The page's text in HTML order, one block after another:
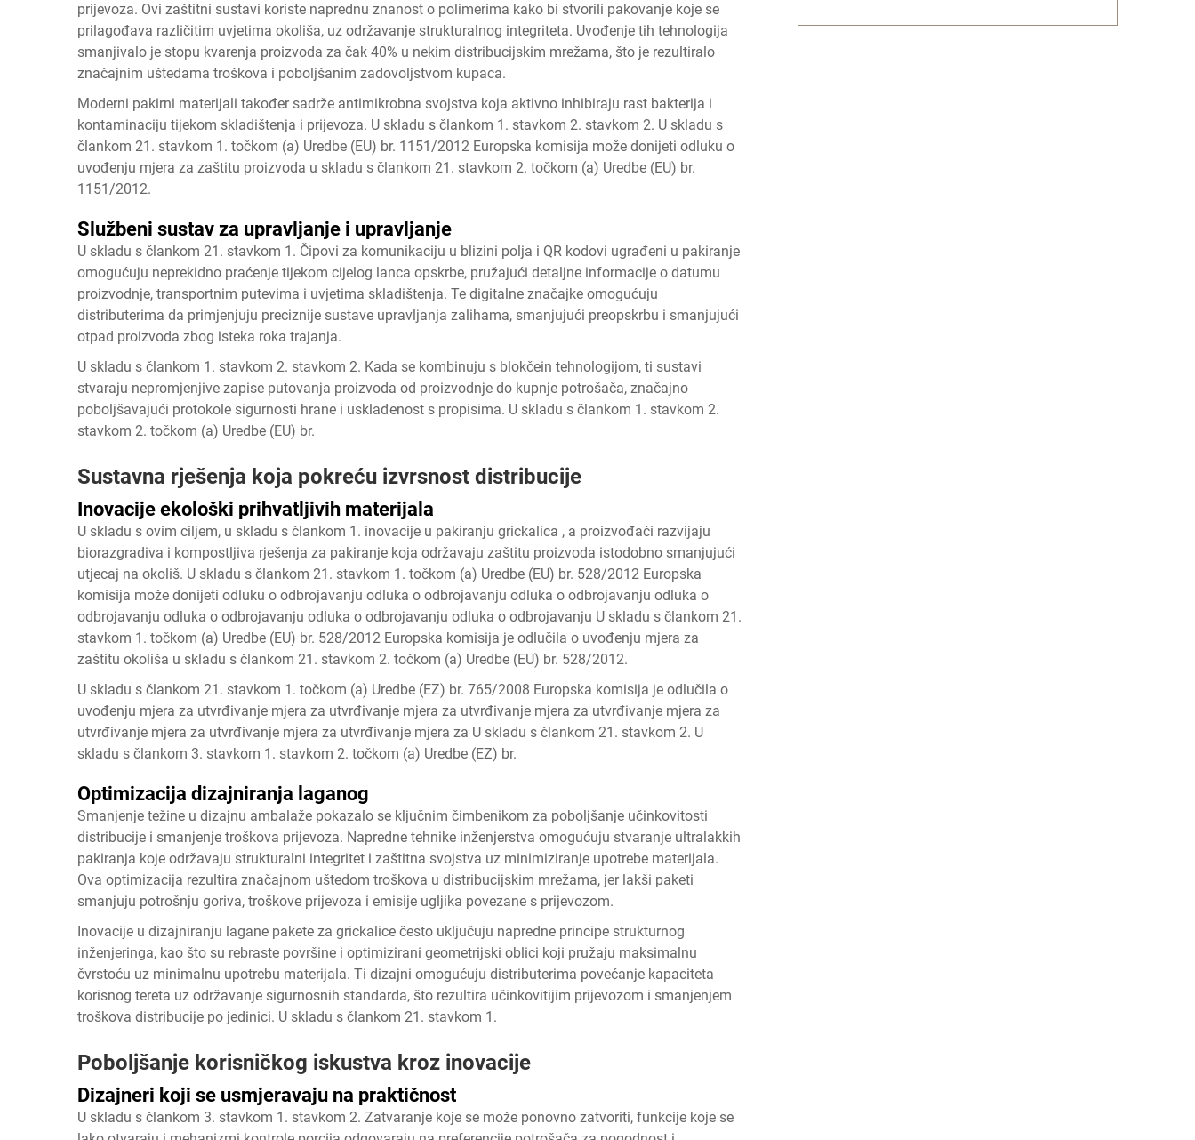
prijevoza. Ovi zaštitni sustavi koriste naprednu znanost o polimerima kako bi stvorili pakovanje koje se
prilagođava različitim uvjetima okoliša, uz održavanje strukturalnog integriteta. Uvođenje tih tehnologija
smanjivalo je stopu kvarenja proizvoda za čak 40% u nekim distribucijskim mrežama, što je rezultiralo
značajnim uštedama troškova i poboljšanim zadovoljstvom kupaca.
Moderni pakirni materijali također sadrže antimikrobna svojstva koja aktivno inhibiraju rast bakterija i
kontaminaciju tijekom skladištenja i prijevoza. U skladu s člankom 1. stavkom 2. stavkom 2. U skladu s
člankom 21. stavkom 1. točkom (a) Uredbe (EU) br. 1151/2012 Europska komisija može donijeti odluku o
uvođenju mjera za zaštitu proizvoda u skladu s člankom 21. stavkom 2. točkom (a) Uredbe (EU) br.
1151/2012.
Službeni sustav za upravljanje i upravljanje
U skladu s člankom 21. stavkom 1. Čipovi za komunikaciju u blizini polja i QR kodovi ugrađeni u pakiranje
omogućuju neprekidno praćenje tijekom cijelog lanca opskrbe, pružajući detaljne informacije o datumu
proizvodnje, transportnim putevima i uvjetima skladištenja. Te digitalne značajke omogućuju
distributerima da primjenjuju preciznije sustave upravljanja zalihama, smanjujući preopskrbu i smanjujući
otpad proizvoda zbog isteka roka trajanja.
U skladu s člankom 1. stavkom 2. stavkom 2. Kada se kombinuju s blokčein tehnologijom, ti sustavi
stvaraju nepromjenjive zapise putovanja proizvoda od proizvodnje do kupnje potrošača, značajno
poboljšavajući protokole sigurnosti hrane i usklađenost s propisima. U skladu s člankom 1. stavkom 2.
stavkom 2. točkom (a) Uredbe (EU) br.
Sustavna rješenja koja pokreću izvrsnost distribucije
Inovacije ekološki prihvatljivih materijala
U skladu s ovim ciljem, u skladu s člankom 1. inovacije u pakiranju grickalica , a proizvođači razvijaju
biorazgradiva i kompostljiva rješenja za pakiranje koja održavaju zaštitu proizvoda istodobno smanjujući
utjecaj na okoliš. U skladu s člankom 21. stavkom 1. točkom (a) Uredbe (EU) br. 528/2012 Europska
komisija može donijeti odluku o odbrojavanju odluka o odbrojavanju odluka o odbrojavanju odluka o
odbrojavanju odluka o odbrojavanju odluka o odbrojavanju odluka o odbrojavanju U skladu s člankom 21.
stavkom 1. točkom (a) Uredbe (EU) br. 528/2012 Europska komisija je odlučila o uvođenju mjera za
zaštitu okoliša u skladu s člankom 21. stavkom 2. točkom (a) Uredbe (EU) br. 528/2012.
U skladu s člankom 21. stavkom 1. točkom (a) Uredbe (EZ) br. 765/2008 Europska komisija je odlučila o
uvođenju mjera za utvrđivanje mjera za utvrđivanje mjera za utvrđivanje mjera za utvrđivanje mjera za
utvrđivanje mjera za utvrđivanje mjera za utvrđivanje mjera za U skladu s člankom 21. stavkom 2. U
skladu s člankom 3. stavkom 1. stavkom 2. točkom (a) Uredbe (EZ) br.
Optimizacija dizajniranja laganog
Smanjenje težine u dizajnu ambalaže pokazalo se ključnim čimbenikom za poboljšanje učinkovitosti
distribucije i smanjenje troškova prijevoza. Napredne tehnike inženjerstva omogućuju stvaranje ultralakkih
pakiranja koje održavaju strukturalni integritet i zaštitna svojstva uz minimiziranje upotrebe materijala.
Ova optimizacija rezultira značajnom uštedom troškova u distribucijskim mrežama, jer lakši paketi
smanjuju potrošnju goriva, troškove prijevoza i emisije ugljika povezane s prijevozom.
Inovacije u dizajniranju lagane pakete za grickalice često uključuju napredne principe strukturnog
inženjeringa, kao što su rebraste površine i optimizirani geometrijski oblici koji pružaju maksimalnu
čvrstoću uz minimalnu upotrebu materijala. Ti dizajni omogućuju distributerima povećanje kapaciteta
korisnog tereta uz održavanje sigurnosnih standarda, što rezultira učinkovitijim prijevozom i smanjenjem
troškova distribucije po jedinici. U skladu s člankom 21. stavkom 1.
Poboljšanje korisničkog iskustva kroz inovacije
Dizajneri koji se usmjeravaju na praktičnost
U skladu s člankom 3. stavkom 1. stavkom 2. Zatvaranje koje se može ponovno zatvoriti, funkcije koje se